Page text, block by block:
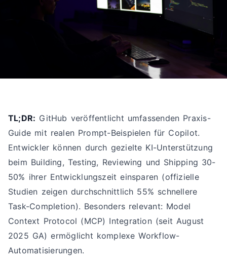
TL;DR: GitHub veröffentlicht umfassenden Praxis-
Guide mit realen Prompt-Beispielen für Copilot.
Entwickler können durch gezielte KI-Unterstützung
beim Building, Testing, Reviewing und Shipping 30-
50% ihrer Entwicklungszeit einsparen (offizielle
Studien zeigen durchschnittlich 55% schnellere
Task-Completion). Besonders relevant: Model
Context Protocol (MCP) Integration (seit August
2025 GA) ermöglicht komplexe Workflow-
Automatisierungen.